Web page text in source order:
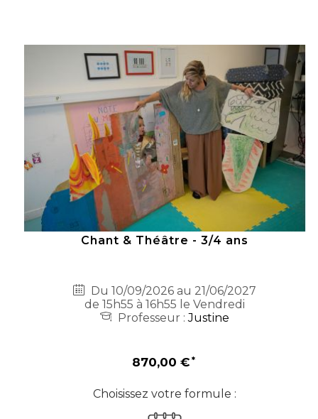
Chant & Théâtre - 3/4 ans
Du 10/09/2026 au 21/06/2027
de 15h55 à 16h55 le Vendredi
Professeur :Justine
870,00 €
Choisissez votre formule :